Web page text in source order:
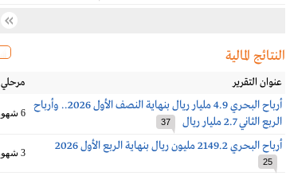
النتائج المالية
عنوان التقرير مرحلي
أرباح البحري 4.9 مليار ريال بنهاية النصف الأول 2026.. وأرباح
الربع الثاني 2.7 مليار ريال
37
6 شهور
أرباح البحري 2149.2 مليون ريال بنهاية الربع الأول 2026
25
3 شهور